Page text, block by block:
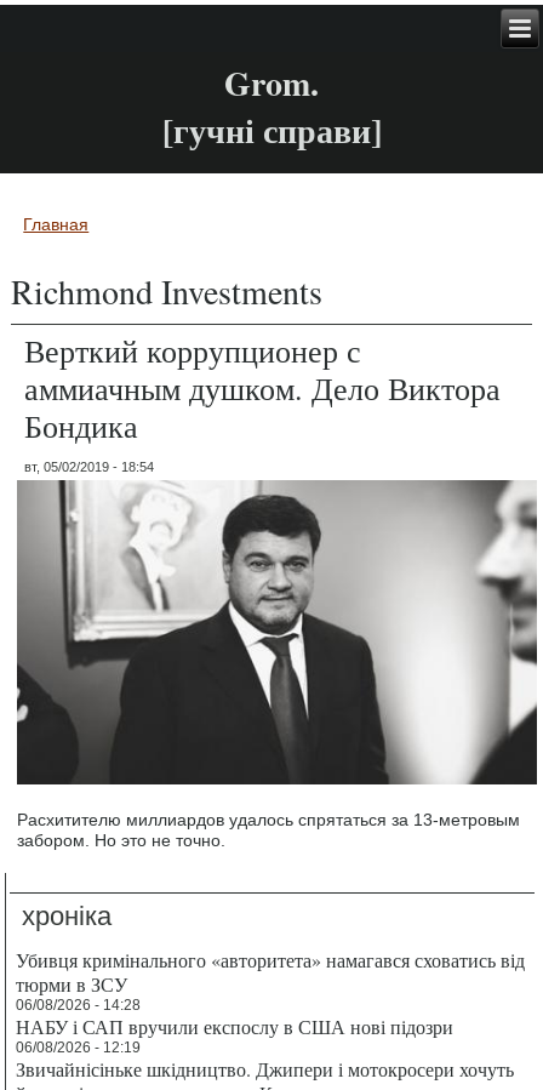
Grom.
[гучні справи]
Вы здесь
Главная
Richmond Investments
Верткий коррупционер с
аммиачным душком. Дело Виктора
Бондика
вт, 05/02/2019 - 18:54
Расхитителю миллиардов удалось спрятаться за 13-метровым
забором. Но это не точно.
хроніка
Убивця кримінального «авторитета» намагався сховатись від
тюрми в ЗСУ
06/08/2026 - 14:28
НАБУ і САП вручили експослу в США нові підозри
06/08/2026 - 12:19
Звичайнісіньке шкідництво. Джипери і мотокросери хочуть